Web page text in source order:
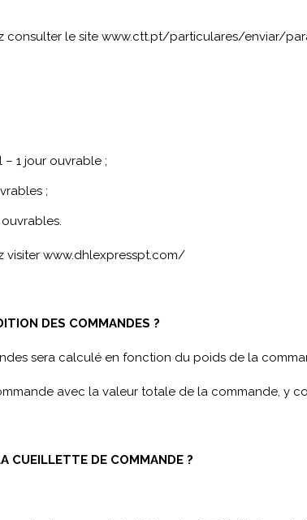
consulter le site www.ctt.pt/particulares/enviar/
1 jour ouvrable ;
;
visiter www.dhlexpresspt.com/
DES COMMANDES ?
sera calculé en fonction du poids de la
avec la valeur totale de la commande, y
CUEILLETTE DE COMMANDE ?